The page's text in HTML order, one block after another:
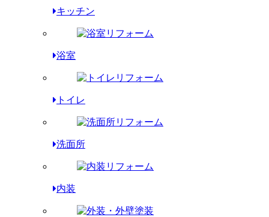
キッチン
浴室
トイレ
洗面所
内装